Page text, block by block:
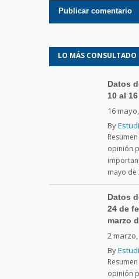
LO MÁS CONSULTADO
Datos
10 al
16
By
opinión
mayo de
Datos
24 de
marzo
2 marzo,
By
opinión